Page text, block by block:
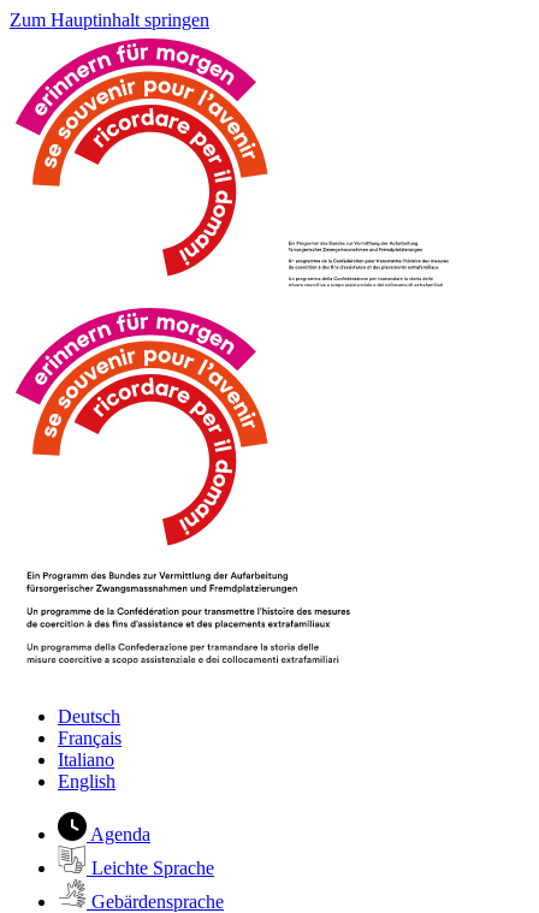
Zum Hauptinhalt springen
Deutsch
Français
Italiano
English
Agenda
Leichte Sprache
Gebärdensprache